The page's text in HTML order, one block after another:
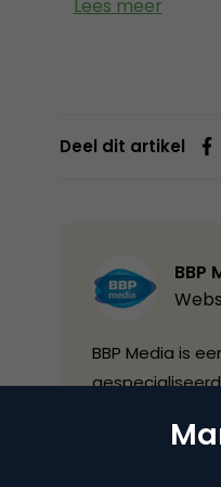
Lees meer
Deel dit artikel
BBP
BBP Media is
commerce